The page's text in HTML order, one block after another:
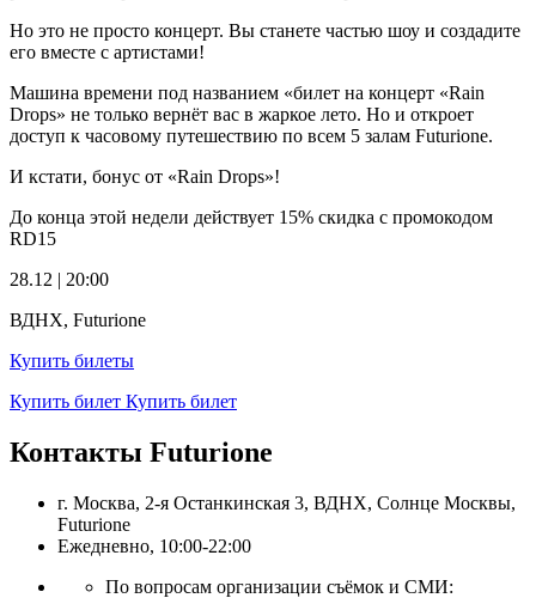
Но это не просто концерт. Вы станете частью шоу и создадите
его вместе с артистами!
Машина времени под названием «билет на концерт «Rain
Drops» не только вернёт вас в жаркое лето. Но и откроет
доступ к часовому путешествию по всем 5 залам Futurione.
И кстати, бонус от «Rain Drops»!
До конца этой недели действует 15% скидка с промокодом
RD15
28.12 | 20:00
ВДНХ, Futurione
Купить билеты
Купить билет Купить билет
Контакты Futurione
г. Москва, 2-я Останкинская 3, ВДНХ, Солнце Москвы,
Futurione
Ежедневно, 10:00-22:00
По вопросам организации съёмок и СМИ: